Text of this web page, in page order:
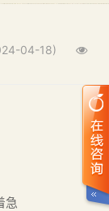
04-18)
急